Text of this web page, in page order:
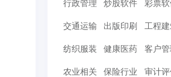
行政管理 炒股软件 彩票
交通运输 出版印刷 工程
纺织服装 健康医药 客户管
农业相关 保险行业 审计